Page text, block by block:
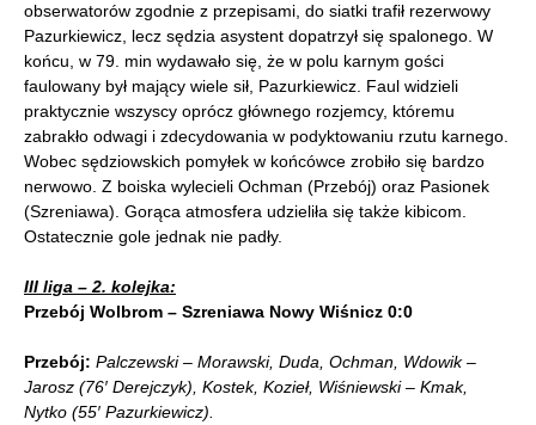
obserwatorów zgodnie z przepisami, do siatki trafił rezerwowy
Pazurkiewicz, lecz sędzia asystent dopatrzył się spalonego. W
końcu, w 79. min wydawało się, że w polu karnym gości
faulowany był mający wiele sił, Pazurkiewicz. Faul widzieli
praktycznie wszyscy oprócz głównego rozjemcy, któremu
zabrakło odwagi i zdecydowania w podyktowaniu rzutu karnego.
Wobec sędziowskich pomyłek w końcówce zrobiło się bardzo
nerwowo. Z boiska wylecieli Ochman (Przebój) oraz Pasionek
(Szreniawa). Gorąca atmosfera udzieliła się także kibicom.
Ostatecznie gole jednak nie padły.
III liga – 2. kolejka:
Przebój Wolbrom – Szreniawa Nowy Wiśnicz 0:0
Przebój: Palczewski – Morawski, Duda, Ochman, Wdowik –
Jarosz (76′ Derejczyk), Kostek, Kozieł, Wiśniewski – Kmak,
Nytko (55′ Pazurkiewicz).